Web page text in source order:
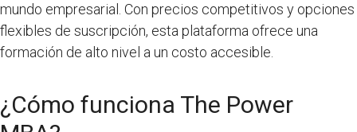
mundo empresarial. Con precios competitivos y opciones
flexibles de suscripción, esta plataforma ofrece una
formación de alto nivel a un costo accesible.
¿Cómo funciona The Power